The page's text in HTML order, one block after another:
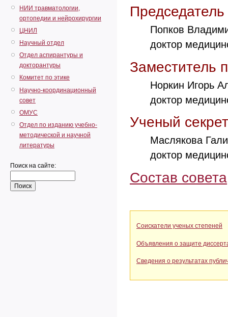
НИИ травматологии,
ортопедии и нейрохирургии
ЦНИЛ
Научный отдел
Отдел аспирантуры и
докторантуры
Комитет по этике
Научно-координационный
совет
ОМУС
Отдел по изданию учебно-
методической и научной
литературы
Поиск на сайте:
Председатель
Попков
доктор
Заместитель
Норкин Игорь
доктор
Ученый
Маслякова
доктор
Состав совета
Соискатели ученых степеней
Объявления о защите
Сведения о результатах